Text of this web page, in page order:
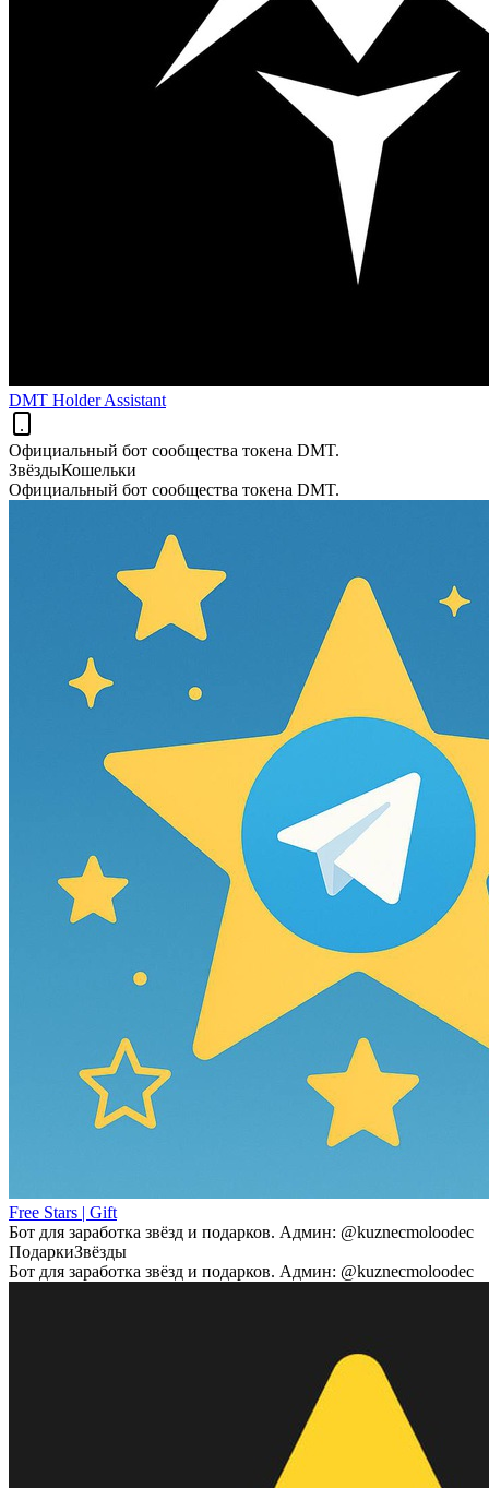
DMT Holder Assistant
Официальный бот сообщества токена DMT.
ЗвёздыКошельки
Официальный бот сообщества токена DMT.
Free Stars | Gift
Бот для заработка звёзд и подарков. Админ: @kuznecmoloodec
ПодаркиЗвёзды
Бот для заработка звёзд и подарков. Админ: @kuznecmoloodec